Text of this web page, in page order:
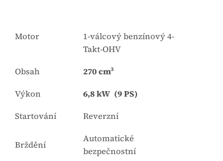
Motor
1-válcový benzínový 4-
Takt-OHV
Obsah
270 cm³
Výkon
6,8 kW (9 PS)
Startování
Reverzní
Brždění
Automatické
bezpečnostní